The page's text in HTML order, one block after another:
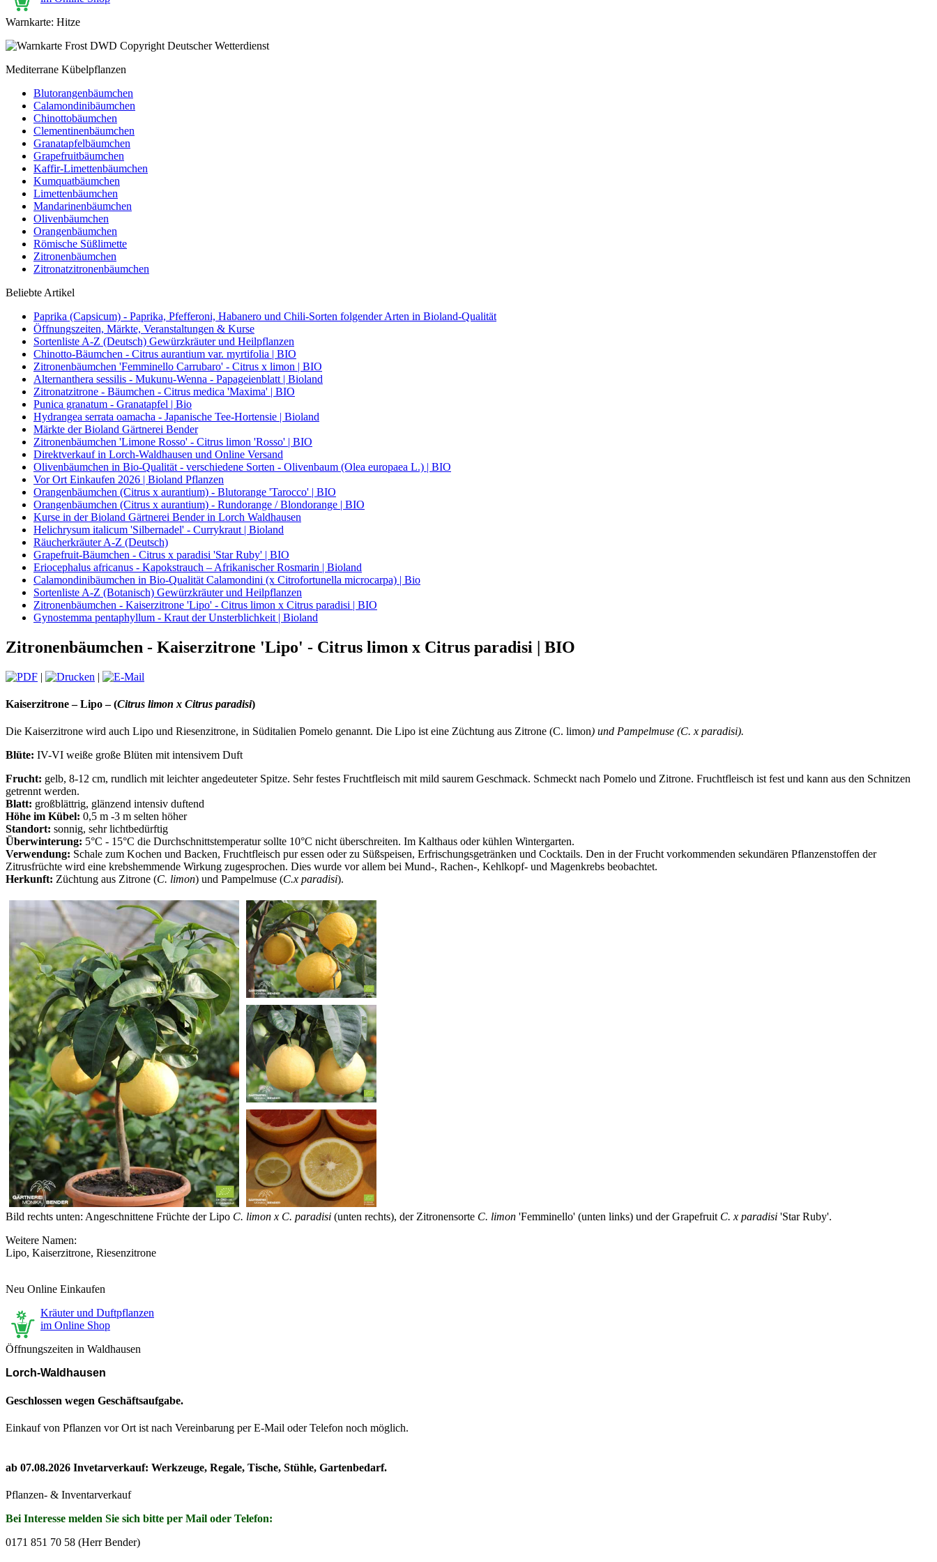
Warnkarte: Hitze
Mediterrane Kübelpflanzen
Blutorangenbäumchen
Calamondinibäumchen
Chinottobäumchen
Clementinenbäumchen
Granatapfelbäumchen
Grapefruitbäumchen
Kaffir-Limettenbäumchen
Kumquatbäumchen
Limettenbäumchen
Mandarinenbäumchen
Olivenbäumchen
Orangenbäumchen
Römische Süßlimette
Zitronenbäumchen
Zitronatzitronenbäumchen
Beliebte Artikel
Paprika (Capsicum) - Paprika, Pfefferoni, Habanero und Chili-Sorten folgender Arten in Bioland-Qualität
Öffnungszeiten, Märkte, Veranstaltungen & Kurse
Sortenliste A-Z (Deutsch) Gewürzkräuter und Heilpflanzen
Chinotto-Bäumchen - Citrus aurantium var. myrtifolia | BIO
Zitronenbäumchen 'Femminello Carrubaro' - Citrus x limon | BIO
Alternanthera sessilis - Mukunu-Wenna - Papageienblatt | Bioland
Zitronatzitrone - Bäumchen - Citrus medica 'Maxima' | BIO
Punica granatum - Granatapfel | Bio
Hydrangea serrata oamacha - Japanische Tee-Hortensie | Bioland
Märkte der Bioland Gärtnerei Bender
Zitronenbäumchen 'Limone Rosso' - Citrus limon 'Rosso' | BIO
Direktverkauf in Lorch-Waldhausen und Online Versand
Olivenbäumchen in Bio-Qualität - verschiedene Sorten - Olivenbaum (Olea europaea L.) | BIO
Vor Ort Einkaufen 2026 | Bioland Pflanzen
Orangenbäumchen (Citrus x aurantium) - Blutorange 'Tarocco' | BIO
Orangenbäumchen (Citrus x aurantium) - Rundorange / Blondorange | BIO
Kurse in der Bioland Gärtnerei Bender in Lorch Waldhausen
Helichrysum italicum 'Silbernadel' - Currykraut | Bioland
Räucherkräuter A-Z (Deutsch)
Grapefruit-Bäumchen - Citrus x paradisi 'Star Ruby' | BIO
Eriocephalus africanus - Kapokstrauch – Afrikanischer Rosmarin | Bioland
Calamondinibäumchen in Bio-Qualität Calamondini (x Citrofortunella microcarpa) | Bio
Sortenliste A-Z (Botanisch) Gewürzkräuter und Heilpflanzen
Zitronenbäumchen - Kaiserzitrone 'Lipo' - Citrus limon x Citrus paradisi | BIO
Gynostemma pentaphyllum - Kraut der Unsterblichkeit | Bioland
Zitronenbäumchen - Kaiserzitrone 'Lipo' - Citrus limon x Citrus paradisi | BIO
| |
Kaiserzitrone – Lipo – (Citrus limon x Citrus paradisi)
Die Kaiserzitrone wird auch Lipo und Riesenzitrone, in Süditalien Pomelo genannt. Die Lipo ist eine Züchtung aus Zitrone (C. limon) und Pampelmuse (C. x paradisi).
Blüte: IV-VI weiße große Blüten mit intensivem Duft
Frucht: gelb, 8-12 cm, rundlich mit leichter angedeuteter Spitze. Sehr festes Fruchtfleisch mit mild saurem Geschmack. Schmeckt nach Pomelo und Zitrone. Fruchtfleisch ist fest und kann aus den Schnitzen
getrennt werden.
Blatt: großblättrig, glänzend intensiv duftend
Höhe im Kübel: 0,5 m -3 m selten höher
Standort: sonnig, sehr lichtbedürftig
Überwinterung: 5°C - 15°C die Durchschnittstemperatur sollte 10°C nicht überschreiten. Im Kalthaus oder kühlen Wintergarten.
Verwendung: Schale zum Kochen und Backen, Fruchtfleisch pur essen oder zu Süßspeisen, Erfrischungsgetränken und Cocktails. Den in der Frucht vorkommenden sekundären Pflanzenstoffen der
Zitrusfrüchte wird eine krebshemmende Wirkung zugesprochen. Dies wurde vor allem bei Mund-, Rachen-, Kehlkopf- und Magenkrebs beobachtet.
Herkunft: Züchtung aus Zitrone (C. limon) und Pampelmuse (C.x paradisi).
Bild rechts unten: Angeschnittene Früchte der Lipo C. limon x C. paradisi (unten rechts), der Zitronensorte C. limon 'Femminello' (unten links) und der Grapefruit C. x paradisi 'Star Ruby'.
Weitere Namen:
Lipo, Kaiserzitrone, Riesenzitrone
Neu Online Einkaufen
Kräuter und Duftpflanzen
im Online Shop
Öffnungszeiten in Waldhausen
Lorch-Waldhausen
Geschlossen wegen Geschäftsaufgabe.
Einkauf von Pflanzen vor Ort ist nach Vereinbarung per E-Mail oder Telefon noch möglich.
ab 07.08.2026 Invetarverkauf: Werkzeuge, Regale, Tische, Stühle, Gartenbedarf.
Pflanzen- & Inventarverkauf
Bei Interesse melden Sie sich bitte per Mail oder Telefon:
0171 851 70 58 (Herr Bender)